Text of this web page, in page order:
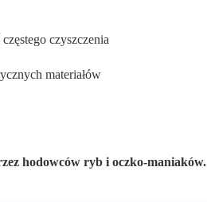
czyszczenia
materiałów
hodowców ryb i oczko-maniaków.